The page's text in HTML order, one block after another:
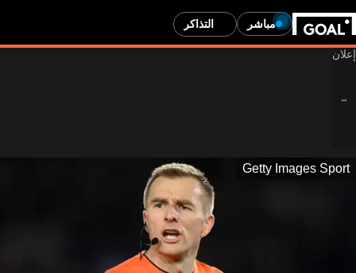
مباشر التذاكر
Getty Images Sport